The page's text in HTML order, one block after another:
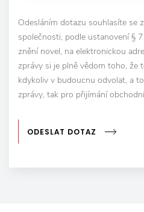
Odesláním dotazu souhlasíte se
společnosti, podle ustanovení §
znění novel, na elektronickou
zprávy si je plně vědom toho, že
kdykoliv v budoucnu odvolat, a
zprávy, tak pro přijímání
ODESLAT DOTAZ